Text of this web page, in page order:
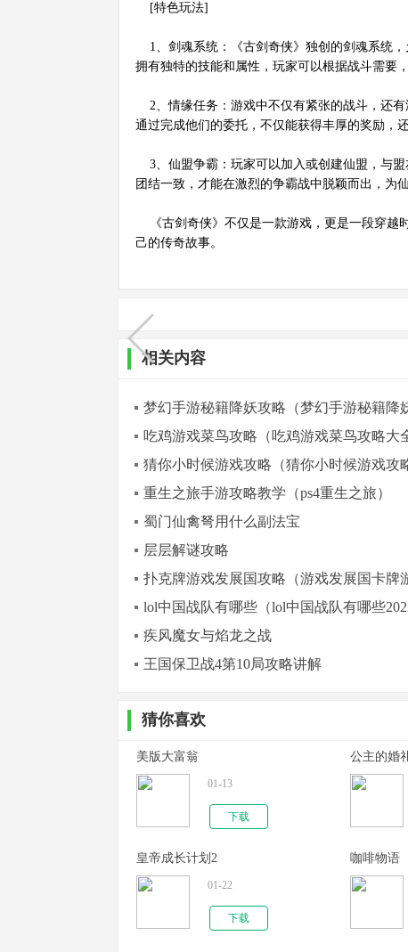
[特色玩法]
1、剑魂系统：《古剑奇侠》独创的剑魂系统
拥有独特的技能和属性，玩家可以根据战斗需要
2、情缘任务：游戏中不仅有紧张的战斗，还有
通过完成他们的委托，不仅能获得丰厚的奖励，
3、仙盟争霸：玩家可以加入或创建仙盟，与
团结一致，才能在激烈的争霸战中脱颖而出，为
《古剑奇侠》不仅是一款游戏，更是一段穿越
己的传奇故事。
相关内容
梦幻手游秘籍降妖攻略（梦幻手游秘籍降
吃鸡游戏菜鸟攻略（吃鸡游戏菜鸟攻略大
猜你小时候游戏攻略（猜你小时候游戏攻
重生之旅手游攻略教学（ps4重生之旅）
蜀门仙禽弩用什么副法宝
层层解谜攻略
扑克牌游戏发展国攻略（游戏发展国卡牌
lol中国战队有哪些（lol中国战队有哪些
疾风魔女与焰龙之战
王国保卫战4第10局攻略讲解
猜你喜欢
美版大富翁
01-13
下载
公主的婚
皇帝成长计划2
01-22
下载
咖啡物语